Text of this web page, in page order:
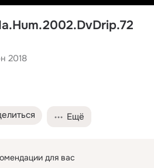
2018
Ещё
для вас